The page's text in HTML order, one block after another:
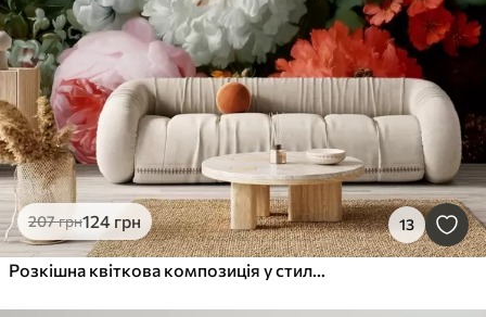
207грн124 грн 13
Розкішна квіткова композиція у стилі весняного саду